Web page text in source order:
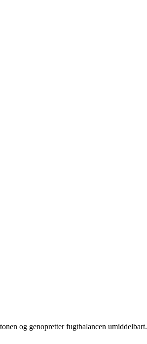
og genopretter fugtbalancen umiddelbart.